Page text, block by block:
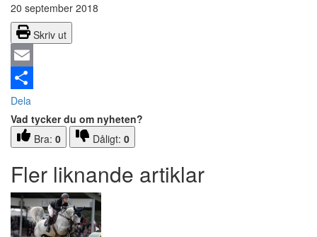
20 september 2018
Skriv ut
Email
Dela
Vad tycker du om nyheten?
Bra: 0 Dåligt: 0
Fler liknande artiklar